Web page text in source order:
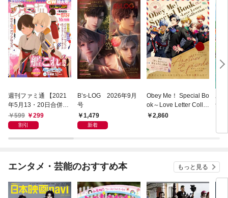
週刊ファミ通 【2021
年5月13・20日合併
号】599 299
割引
B’s-LOG 2026年9月
号
1,479
新着
Obey Me！ Special Bo
ok～Love Letter Colle
ction～
2,860
あ
ザ
デ
エンタメ・芸能のおすすめ本 もっと見る